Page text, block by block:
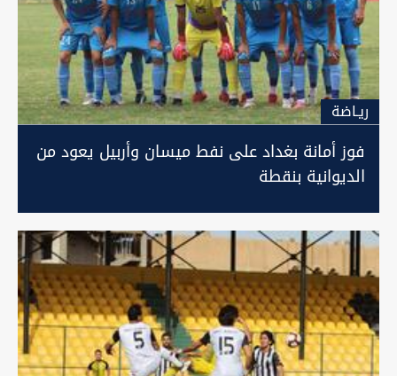
ريـاضة
فوز أمانة بغداد على نفط ميسان وأربيل يعود من
الديوانية بنقطة